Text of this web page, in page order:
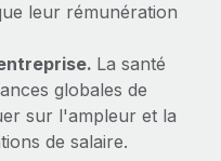
leur rémunération
La santé
globales de
sur l'ampleur et la
de salaire.